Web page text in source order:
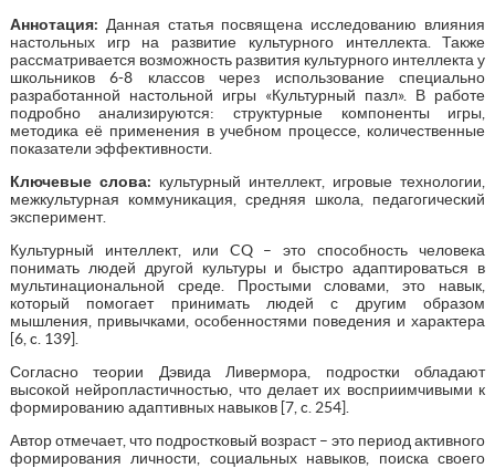
Аннотация: Данная статья посвящена исследованию влияния
настольных игр на развитие культурного интеллекта. Также
рассматривается возможность развития культурного интеллекта у
школьников 6-8 классов через использование специально
разработанной настольной игры «Культурный пазл». В работе
подробно анализируются: структурные компоненты игры,
методика её применения в учебном процессе, количественные
показатели эффективности.
Ключевые слова: культурный интеллект, игровые технологии,
межкультурная коммуникация, средняя школа, педагогический
эксперимент.
Культурный интеллект, или CQ – это способность человека
понимать людей другой культуры и быстро адаптироваться в
мультинациональной среде. Простыми словами, это навык,
который помогает принимать людей с другим образом
мышления, привычками, особенностями поведения и характера
[6, c. 139].
Согласно теории Дэвида Ливермора, подростки обладают
высокой нейропластичностью, что делает их восприимчивыми к
формированию адаптивных навыков [7, c. 254].
Автор отмечает, что подростковый возраст – это период активного
формирования личности, социальных навыков, поиска своего